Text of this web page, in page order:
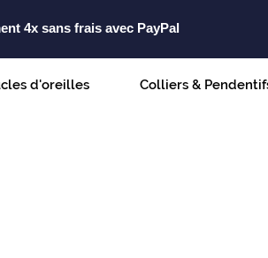
4x sans frais avec PayPal
d'oreilles Colliers &